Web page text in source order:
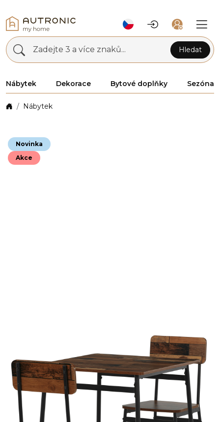
Zadejte 3 a více znaků... Hledat
Nábytek Dekorace Bytové doplňky Sezóna
Nábytek
Novinka
Akce